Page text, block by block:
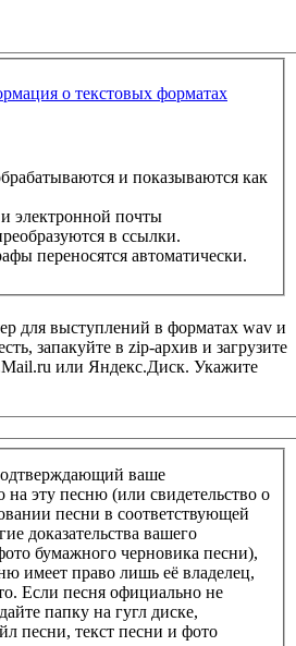
о текстовых форматах
и показываются как
электронной почты
в ссылки.
переносятся автоматически.
для выступлений в форматах wav и
запакуйте в zip-архив и загрузите
или Яндекс.Диск. Укажите
ваше
на эту песню (или свидетельство о
песни в соответствующей
доказательства вашего
бумажного черновика песни),
имеет право лишь её владелец,
Если песня официально не
папку на гугл диске,
песни, текст песни и фото